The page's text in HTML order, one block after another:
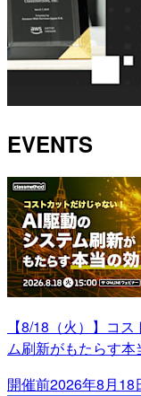
EVENTS
【8/18（火）】コ
ム刷新がもたらす本
開催前2026年8月18